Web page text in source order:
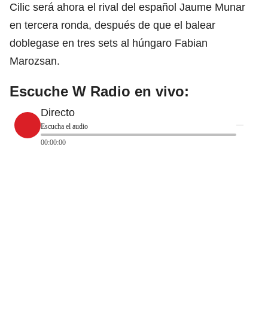
Cilic será ahora el rival del español Jaume Munar
en tercera ronda, después de que el balear
doblegase en tres sets al húngaro Fabian
Marozsan.
Escuche W Radio en vivo:
Directo
Escucha el audio
00:00:00